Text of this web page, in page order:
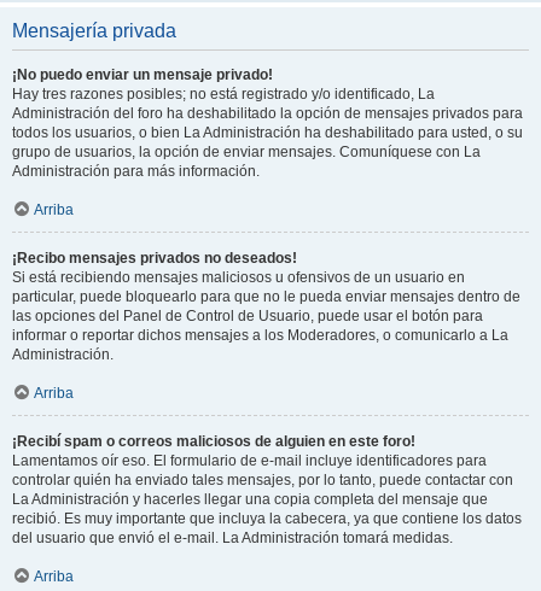
Mensajería privada
¡No puedo enviar un mensaje privado!
Hay tres razones posibles; no está registrado y/o identificado, La
Administración del foro ha deshabilitado la opción de mensajes privados para
todos los usuarios, o bien La Administración ha deshabilitado para usted, o su
grupo de usuarios, la opción de enviar mensajes. Comuníquese con La
Administración para más información.
Arriba
¡Recibo mensajes privados no deseados!
Si está recibiendo mensajes maliciosos u ofensivos de un usuario en
particular, puede bloquearlo para que no le pueda enviar mensajes dentro de
las opciones del Panel de Control de Usuario, puede usar el botón para
informar o reportar dichos mensajes a los Moderadores, o comunicarlo a La
Administración.
Arriba
¡Recibí spam o correos maliciosos de alguien en este foro!
Lamentamos oír eso. El formulario de e-mail incluye identificadores para
controlar quién ha enviado tales mensajes, por lo tanto, puede contactar con
La Administración y hacerles llegar una copia completa del mensaje que
recibió. Es muy importante que incluya la cabecera, ya que contiene los datos
del usuario que envió el e-mail. La Administración tomará medidas.
Arriba